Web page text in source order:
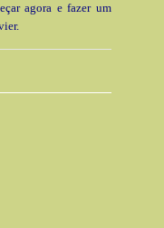
agora e fazer um